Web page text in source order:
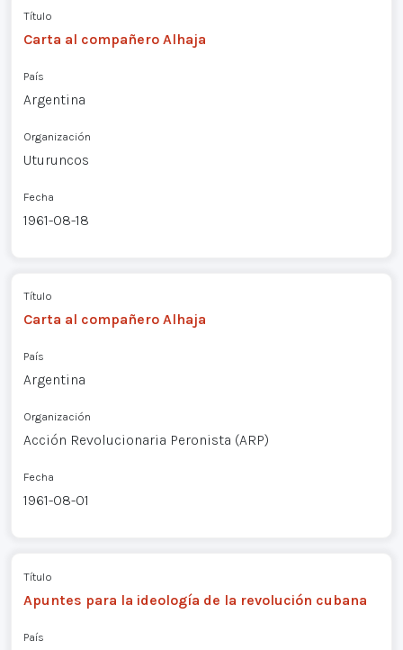
Título
Carta al compañero Alhaja
País
Argentina
Organización
Uturuncos
Fecha
1961-08-18
Título
Carta al compañero Alhaja
País
Argentina
Organización
Acción Revolucionaria Peronista (ARP)
Fecha
1961-08-01
Título
Apuntes para la ideología de la revolución cubana
País